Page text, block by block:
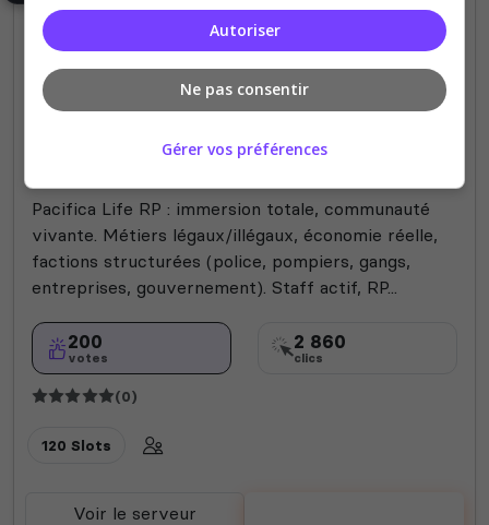
Pacifica Life RP : immersion totale, communauté
vivante. Métiers légaux/illégaux, économie réelle,
factions structurées (police, pompiers, gangs,
entreprises, gouvernement). Staff actif, RP...
200
votes
2 860
clics
(0)
120 Slots
Voir le serveur
Autoriser
Ne pas consentir
Gérer vos préférences